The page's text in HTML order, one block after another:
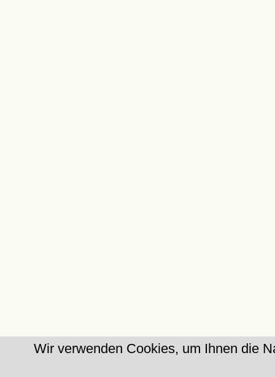
Wir verwenden Cookies, um Ihnen die